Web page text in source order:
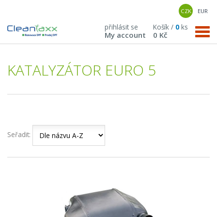
CZK EUR
přihlásit se
My account
Košík / 0 ks
0 Kč
KATALYZÁTOR EURO 5
Seřadit: